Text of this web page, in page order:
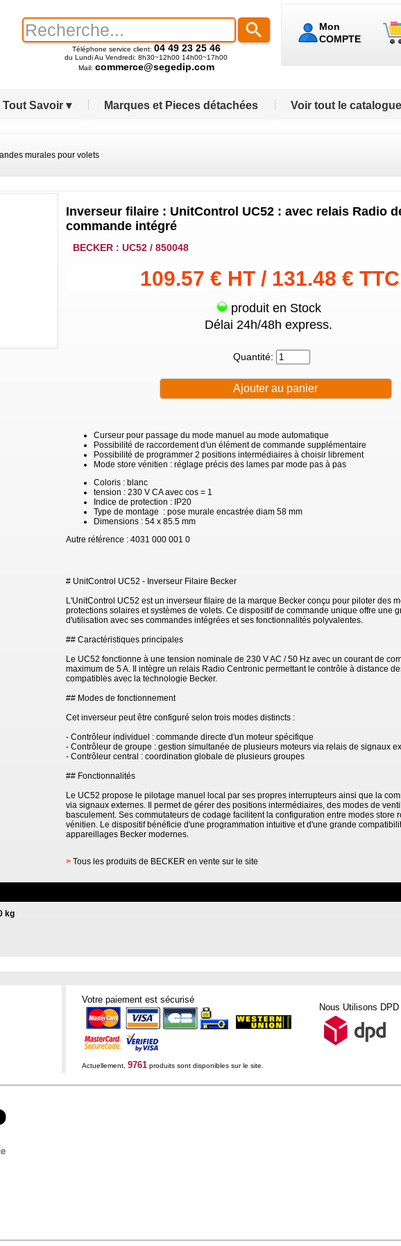
Mon
COMPTE
Téléphone service client: 04 49 23 25 46
du Lundi Au Vendredi: 8h30~12h00 14h00~17h00
Mail: commerce@segedip.com
Tout Savoir ▾ Marques et Pieces détachées Voir tout le catalogue
murales pour volets
Inverseur filaire : UnitControl UC52 : avec relais Radio
commande intégré
BECKER : UC52 / 850048
109.57 € HT / 131.48 € TTC
produit en Stock
Délai 24h/48h express.
Quantité:
Curseur pour passage du mode manuel au mode automatique
Possibilité de raccordement d'un élément de commande supplémentaire
Possibilité de programmer 2 positions intermédiaires à choisir librement
Mode store vénitien : réglage précis des lames par mode pas à pas
Coloris : blanc
tension : 230 V CA avec cos = 1
Indice de protection : IP20
Type de montage : pose murale encastrée diam 58 mm
Dimensions : 54 x 85.5 mm
Autre référence : 4031 000 001 0
# UnitControl UC52 - Inverseur Filaire Becker
L'UnitControl UC52 est un inverseur filaire de la marque Becker conçu pour piloter des
protections solaires et systèmes de volets. Ce dispositif de commande unique offre une
d'utilisation avec ses commandes intégrées et ses fonctionnalités polyvalentes.
## Caractéristiques principales
Le UC52 fonctionne à une tension nominale de 230 V AC / 50 Hz avec un courant de
maximum de 5 A. Il intègre un relais Radio Centronic permettant le contrôle à distance
compatibles avec la technologie Becker.
## Modes de fonctionnement
Cet inverseur peut être configuré selon trois modes distincts :
- Contrôleur individuel : commande directe d'un moteur spécifique
- Contrôleur de groupe : gestion simultanée de plusieurs moteurs via relais de signaux
- Contrôleur central : coordination globale de plusieurs groupes
## Fonctionnalités
Le UC52 propose le pilotage manuel local par ses propres interrupteurs ainsi que la
via signaux externes. Il permet de gérer des positions intermédiaires, des modes de
basculement. Ses commutateurs de codage facilitent la configuration entre modes store
vénitien. Le dispositif bénéficie d'une programmation intuitive et d'une grande
appareillages Becker modernes.
> Tous les produits de BECKER en vente sur le site
kg
Votre paiement est sécurisé
Nous Utilisons
Actuellement, 9761produits sont disponibles sur le site.